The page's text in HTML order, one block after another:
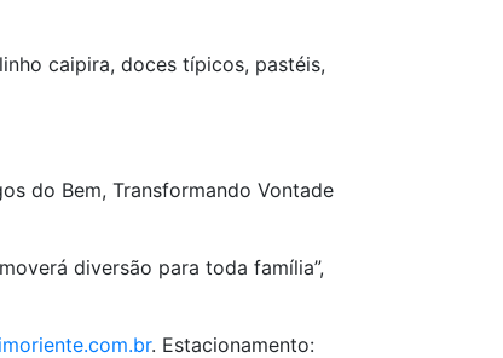
caipira, doces típicos, pastéis,
do Bem, Transformando Vontade
diversão para toda família”,
. Estacionamento: